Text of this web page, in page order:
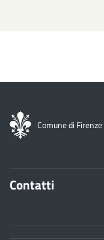
Comune di Firenze
Contatti
Comune di Firenze